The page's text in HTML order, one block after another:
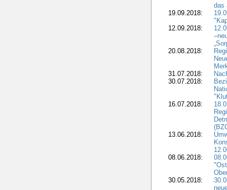
das
19.09.2018:
12.09.2018:
20.08.2018:
31.07.2018:
30.07.2018:
16.07.2018:
13.06.2018:
08.06.2018:
30.05.2018: